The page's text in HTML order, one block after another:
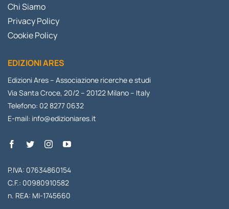
Chi Siamo
Privacy Policy
Cookie Policy
EDIZIONI ARES
Edizioni Ares – Associazione ricerche e studi
Via Santa Croce, 20/2 – 20122 Milano – Italy
Telefono: 02 8277 0632
E-mail: info@edizioniares.it
P.IVA: 07634860154
C.F.: 00980910582
n. REA: MI-1745660